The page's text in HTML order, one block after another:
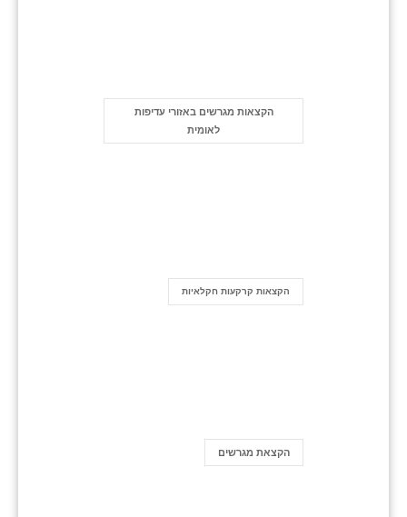
הקצאות מגרשים באזורי עדיפות
לאומית
הקצאות קרקעות חקלאיות
הקצאת מגרשים